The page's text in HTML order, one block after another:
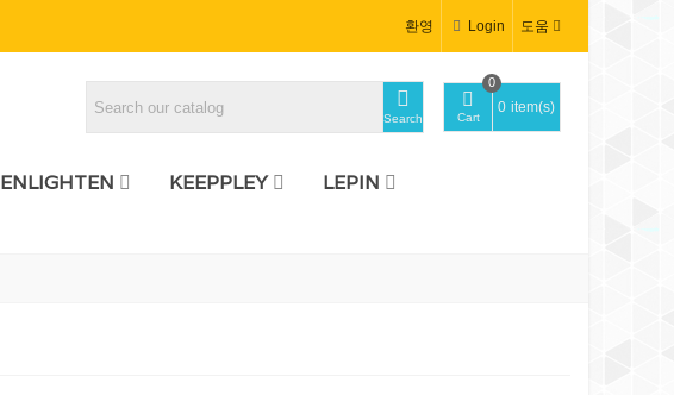
환영 Login 도움
Search Cart
0
0 item(s)
ENLIGHTEN KEEPPLEY
LEPIN